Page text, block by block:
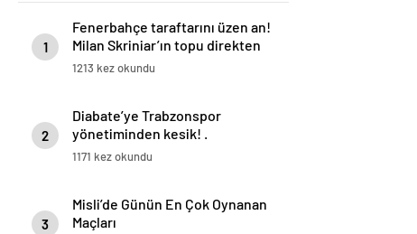
1
Fenerbahçe taraftarını üzen an!
Milan Skriniar’ın topu direkten
döndü
1213 kez okundu
2
Diabate’ye Trabzonspor
yönetiminden kesik! .
1171 kez okundu
3
Misli’de Günün En Çok Oynanan
Maçları